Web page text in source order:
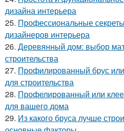
дизайна интерьера
25. Профессиональные
дизайнеров интерьера
26. Деревянный дом: выбор
строительства
27. Профилированный брус
для строительства
28. Профелированный или
для вашего дома
29. Из какого бруса лучше